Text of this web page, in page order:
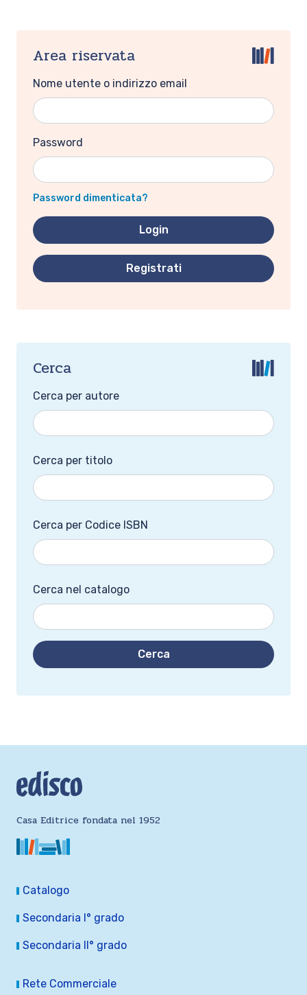
Area riservata
Nome utente o indirizzo email
Password
Password dimenticata?
Registrati
Cerca
Cerca per autore
Cerca per titolo
Cerca per Codice ISBN
Cerca nel catalogo
Cerca
Casa Editrice fondata nel 1952
Catalogo
Secondaria I° grado
Secondaria II° grado
Rete Commerciale